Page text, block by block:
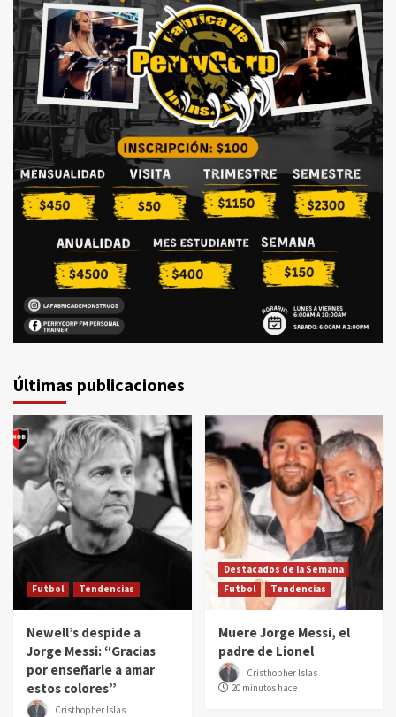
Últimas publicaciones
Futbol Tendencias
Newell’s despide a
Jorge Messi: “Gracias
por enseñarle a amar
estos colores”
Cristhopher Islas
Destacados de la Semana
Futbol
Tendencias
Muere Jorge Messi, el
padre de Lionel
Cristhopher Islas
20 minutos hace